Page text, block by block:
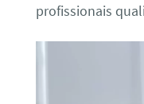
profissionais